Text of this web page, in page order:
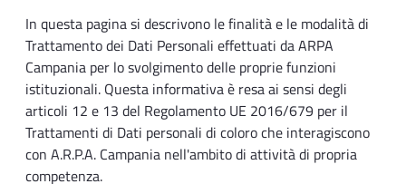
In questa pagina si descrivono le finalità e le modalità di
Trattamento dei Dati Personali effettuati da ARPA
Campania per lo svolgimento delle proprie funzioni
istituzionali. Questa informativa è resa ai sensi degli
articoli 12 e 13 del Regolamento UE 2016/679 per il
Trattamenti di Dati personali di coloro che interagiscono
con A.R.P.A. Campania nell'ambito di attività di propria
competenza.